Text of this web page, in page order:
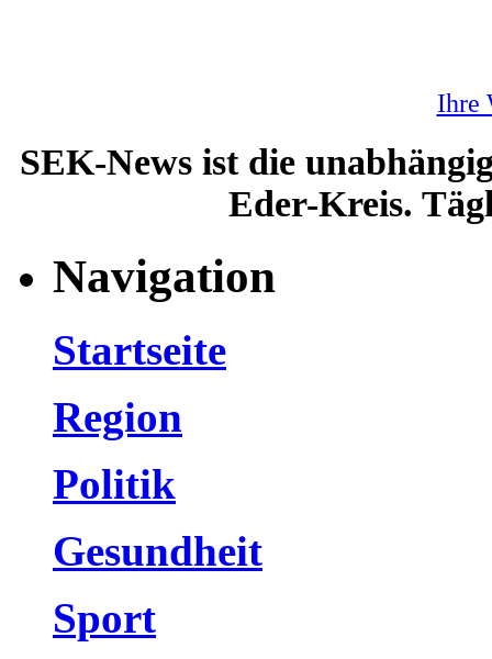
Ihre
SEK-News ist die
Eder-Kreis.
Navigation
Startseite
Region
Politik
Gesundheit
Sport